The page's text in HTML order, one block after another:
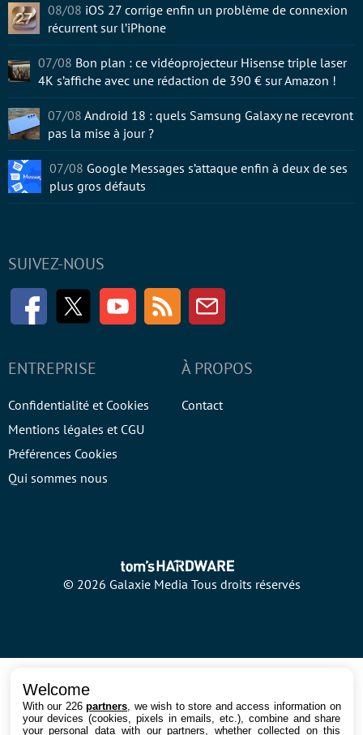
SUIVEZ-NOUS
FacebookTwitter Youtube RSS Newsletter
ENTREPRISE
Confidentialité et Cookies
Mentions légales et CGU
Préférences Cookies
Qui sommes nous
À PROPOS
Contact
© 2026 Galaxie Media Tous droits réservés
08/08 iOS 27 corrige enfin un problème de connexion
récurrent sur l’iPhone
07/08 Bon plan : ce vidéoprojecteur Hisense triple laser
4K s’affiche avec une rédaction de 390 € sur Amazon !
07/08 Android 18 : quels Samsung Galaxy ne recevront
pas la mise à jour ?
07/08 Google Messages s’attaque enfin à deux de ses
plus gros défauts
Welcome
With our 226partners , we wish to store and access information on
your devices (cookies, pixels in emails, etc.), combine and share
your personal data with our partners, whether collected on this